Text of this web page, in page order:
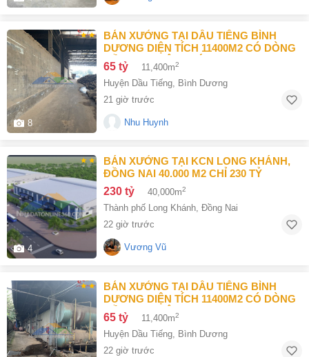
8
BÁN XƯỞNG TẠI DẦU TIẾNG BÌNH
DƯƠNG DIỆN TÍCH 11400M2 CÓ DÒNG
TIỀN 370 TRIỆU/THÁNG
65 tỷ 11,400m2
Huyện Dầu Tiếng, Bình Dương
21 giờ trước
Nhu Huynh
4
BÁN XƯỞNG TẠI KCN LONG KHÁNH,
ĐỒNG NAI 40.000 M2 CHỈ 230 TỶ
230 tỷ 40,000m2
Thành phố Long Khánh Đồng Nai
22 giờ trước
Vương Vũ
BÁN XƯỞNG TẠI DẦU TIẾNG BÌNH
DƯƠNG DIỆN TÍCH 11400M2 CÓ DÒNG
TIỀN 370 TRIỆU/TH
65 tỷ 11,400m2
Huyện Dầu Tiếng, Bình Dương
22 giờ trước